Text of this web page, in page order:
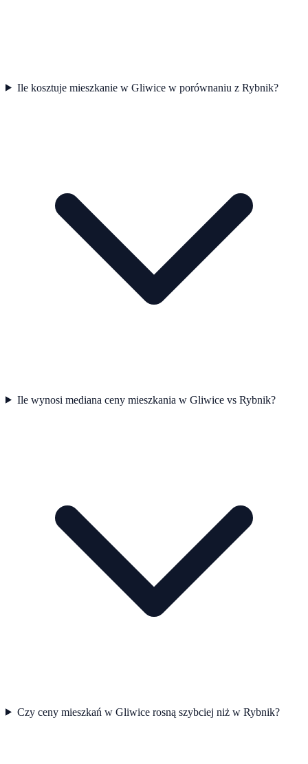
Ile kosztuje mieszkanie w Gliwice w porównaniu z Rybnik?
Ile wynosi mediana ceny mieszkania w Gliwice vs Rybnik?
Czy ceny mieszkań w Gliwice rosną szybciej niż w Rybnik?